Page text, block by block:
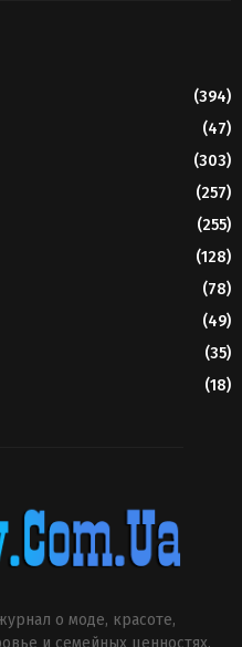
(394)
(47)
(303)
(257)
(255)
(128)
(78)
(49)
(35)
(18)
о моде, красоте,
и семейных ценностях.